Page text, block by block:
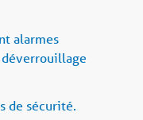
alarmes
de sécurité.